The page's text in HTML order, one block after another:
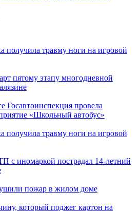
получила травму ноги на игровой
пятому этапу многодневной
Госавтоинспекция провела
«Школьный автобус»
получила травму ноги на игровой
с иномаркой пострадал 14-летний
пожар в жилом доме
который поджег картон на